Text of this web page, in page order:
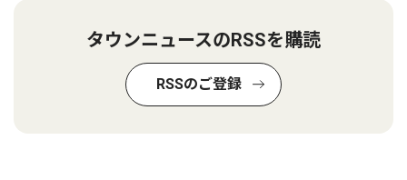
タウンニュースのRSSを購読
RSSのご登録